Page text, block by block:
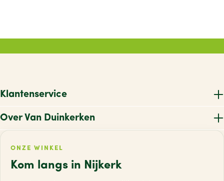
Klantenservice
Over Van Duinkerken
ONZE WINKEL
Kom langs in Nijkerk